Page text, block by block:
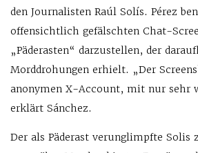
den Journalisten Raúl Solís. Pérez
offensichtlich gefälschten Chat-
„Päderasten“ darzustellen, der
Morddrohungen erhielt. „Der
anonymen X-Account, mit nur sehr
erklärt Sánchez.
Der als Päderast verunglimpfte Solis